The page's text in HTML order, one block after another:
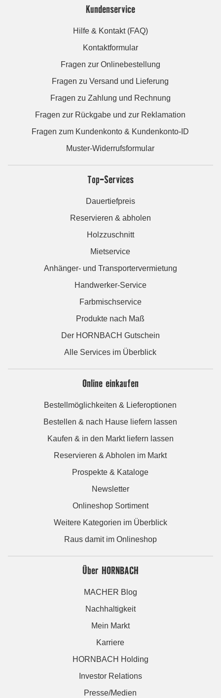
Kundenservice
Hilfe & Kontakt (FAQ)
Kontaktformular
Fragen zur Onlinebestellung
Fragen zu Versand und Lieferung
Fragen zu Zahlung und Rechnung
Fragen zur Rückgabe und zur Reklamation
Fragen zum Kundenkonto & Kundenkonto-ID
Muster-Widerrufsformular
Top-Services
Dauertiefpreis
Reservieren & abholen
Holzzuschnitt
Mietservice
Anhänger- und Transportervermietung
Handwerker-Service
Farbmischservice
Produkte nach Maß
Der HORNBACH Gutschein
Alle Services im Überblick
Online einkaufen
Bestellmöglichkeiten & Lieferoptionen
Bestellen & nach Hause liefern lassen
Kaufen & in den Markt liefern lassen
Reservieren & Abholen im Markt
Prospekte & Kataloge
Newsletter
Onlineshop Sortiment
Weitere Kategorien im Überblick
Raus damit im Onlineshop
Über HORNBACH
MACHER Blog
Nachhaltigkeit
Mein Markt
Karriere
HORNBACH Holding
Investor Relations
Presse/Medien